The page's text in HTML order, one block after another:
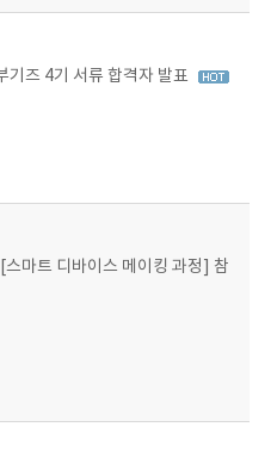
기즈 4기 서류 합격자 발표
마트 디바이스 메이킹 과정] 참